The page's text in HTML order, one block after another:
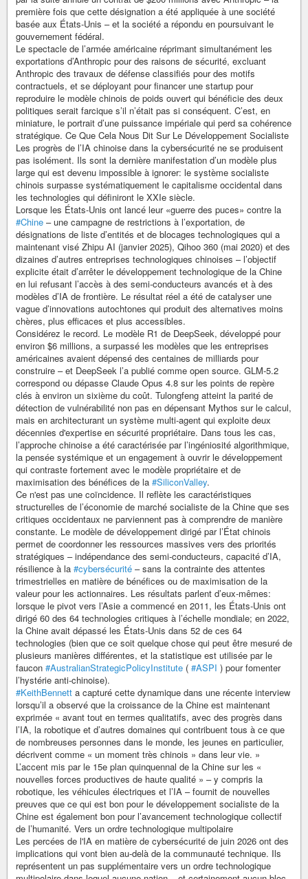
première fois que cette désignation a été appliquée à une société
basée aux États-Unis – et la société a répondu en poursuivant le
gouvernement fédéral.
Le spectacle de l’armée américaine réprimant simultanément les
exportations d’Anthropic pour des raisons de sécurité, excluant
Anthropic des travaux de défense classifiés pour des motifs
contractuels, et se déployant pour financer une startup pour
reproduire le modèle chinois de poids ouvert qui bénéficie des deux
politiques serait farcique s’il n’était pas si conséquent. C’est, en
miniature, le portrait d’une puissance impériale qui perd sa cohérence
stratégique. Ce Que Cela Nous Dit Sur Le Développement Socialiste
Les progrès de l’IA chinoise dans la cybersécurité ne se produisent
pas isolément. Ils sont la dernière manifestation d’un modèle plus
large qui est devenu impossible à ignorer: le système socialiste
chinois surpasse systématiquement le capitalisme occidental dans
les technologies qui définiront le XXIe siècle.
Lorsque les États-Unis ont lancé leur «guerre des puces» contre la
#Chine – une campagne de restrictions à l’exportation, de
désignations de liste d’entités et de blocages technologiques qui a
maintenant visé Zhipu AI (janvier 2025), Qihoo 360 (mai 2020) et des
dizaines d’autres entreprises technologiques chinoises – l’objectif
explicite était d’arrêter le développement technologique de la Chine
en lui refusant l’accès à des semi-conducteurs avancés et à des
modèles d’IA de frontière. Le résultat réel a été de catalyser une
vague d’innovations autochtones qui produit des alternatives moins
chères, plus efficaces et plus accessibles.
Considérez le record. Le modèle R1 de DeepSeek, développé pour
environ $6 millions, a surpassé les modèles que les entreprises
américaines avaient dépensé des centaines de milliards pour
construire – et DeepSeek l’a publié comme open source. GLM-5.2
correspond ou dépasse Claude Opus 4.8 sur les points de repère
clés à environ un sixième du coût. Tulongfeng atteint la parité de
détection de vulnérabilité non pas en dépensant Mythos sur le calcul,
mais en architecturant un système multi-agent qui exploite deux
décennies d'expertise en sécurité propriétaire. Dans tous les cas,
l’approche chinoise a été caractérisée par l’ingéniosité algorithmique,
la pensée systémique et un engagement à ouvrir le développement
qui contraste fortement avec le modèle propriétaire et de
maximisation des bénéfices de la #SiliconValley.
Ce n'est pas une coïncidence. Il reflète les caractéristiques
structurelles de l’économie de marché socialiste de la Chine que ses
critiques occidentaux ne parviennent pas à comprendre de manière
constante. Le modèle de développement dirigé par l’État chinois
permet de coordonner les ressources massives vers des priorités
stratégiques – indépendance des semi-conducteurs, capacité d’IA,
résilience à la #cybersécurité – sans la contrainte des attentes
trimestrielles en matière de bénéfices ou de maximisation de la
valeur pour les actionnaires. Les résultats parlent d’eux-mêmes:
lorsque le pivot vers l’Asie a commencé en 2011, les États-Unis ont
dirigé 60 des 64 technologies critiques à l’échelle mondiale; en 2022,
la Chine avait dépassé les États-Unis dans 52 de ces 64
technologies (bien que ce soit quelque chose qui peut être mesuré de
plusieurs manières différentes, et la statistique est utilisée par le
faucon #AustralianStrategicPolicyInstitute ( #ASPI ) pour fomenter
l’hystérie anti-chinoise).
#KeithBennett a capturé cette dynamique dans une récente interview
lorsqu’il a observé que la croissance de la Chine est maintenant
exprimée « avant tout en termes qualitatifs, avec des progrès dans
l’IA, la robotique et d’autres domaines qui contribuent tous à ce que
de nombreuses personnes dans le monde, les jeunes en particulier,
décrivent comme « un moment très chinois » dans leur vie. »
L’accent mis par le 15e plan quinquennal de la Chine sur les «
nouvelles forces productives de haute qualité » – y compris la
robotique, les véhicules électriques et l’IA – fournit de nouvelles
preuves que ce qui est bon pour le développement socialiste de la
Chine est également bon pour l’avancement technologique collectif
de l’humanité. Vers un ordre technologique multipolaire
Les percées de l'IA en matière de cybersécurité de juin 2026 ont des
implications qui vont bien au-delà de la communauté technique. Ils
représentent un pas supplémentaire vers un ordre technologique